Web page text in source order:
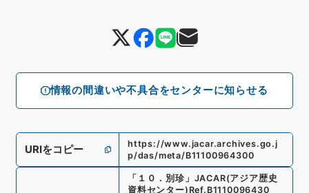
情報の間違いや不具合をセンターに知らせる
URIをコピー
https://www.jacar.archives.go.j
p/das/meta/B11100964300
「 １０．別珍 」 JACAR(アジア歴史
資料センター) Ref. B1110096430